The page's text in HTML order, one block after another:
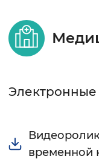
Стандартный
Нормальный
Электронные
временной